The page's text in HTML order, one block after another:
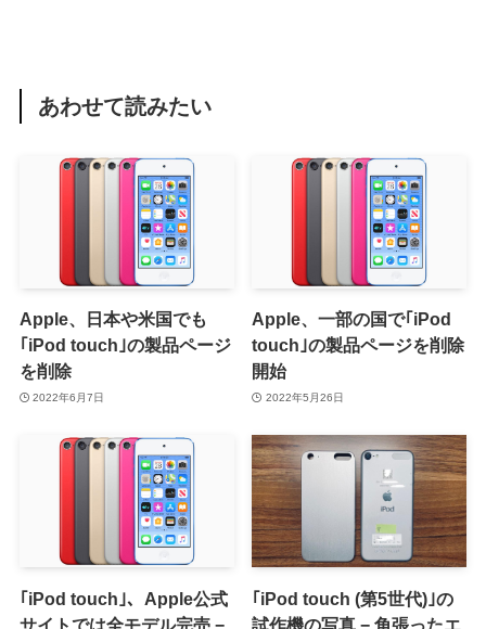
あわせて読みたい
Apple、日本や米国でも
｢iPod touch｣の製品ページ
を削除
2022年6月7日
Apple、一部の国で｢iPod
touch｣の製品ページを削除
開始
2022年5月26日
｢iPod touch｣、Apple公式
サイトでは全モデル完売 −
｢iPod touch (第5世代)｣の
試作機の写真 − 角張ったエ